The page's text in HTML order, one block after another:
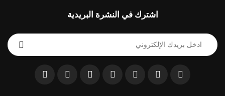
اشترك في النشرة البريدية